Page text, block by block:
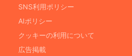
SNS利用ポリシー
AIポリシー
クッキーの利用について
広告掲載